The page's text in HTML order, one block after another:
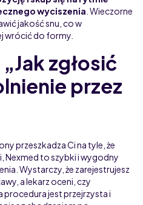
wyciszenia . Wieczorne
jakość snu, co w
wrócić do formy.
zgłosić
przez
przeszkadza Ci na tyle, że
Nexmed to szybki i wygodny
Wystarczy, że zarejestrujesz
a lekarz oceni, czy
procedura jest przejrzysta i